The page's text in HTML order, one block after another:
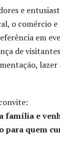
e
o comércio
em
de
lazer
família e
para quem